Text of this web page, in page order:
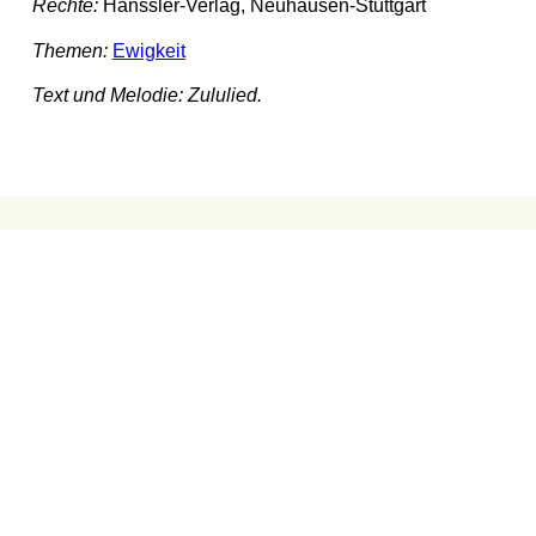
Rechte:Hänssler-Verlag, Neuhausen-Stuttgart
Themen: Ewigkeit
Text und Melodie: Zululied.